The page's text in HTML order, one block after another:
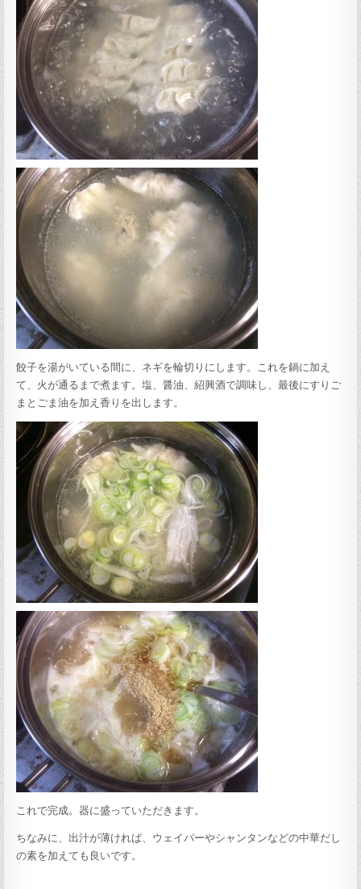
餃子を湯がいている間に、ネギを輪切りにします。これを鍋に加え
て、火が通るまで煮ます。塩、醤油、紹興酒で調味し、最後にすりご
まとごま油を加え香りを出します。
これで完成。器に盛っていただきます。
ちなみに、出汁が薄ければ、ウェイパーやシャンタンなどの中華だし
の素を加えても良いです。